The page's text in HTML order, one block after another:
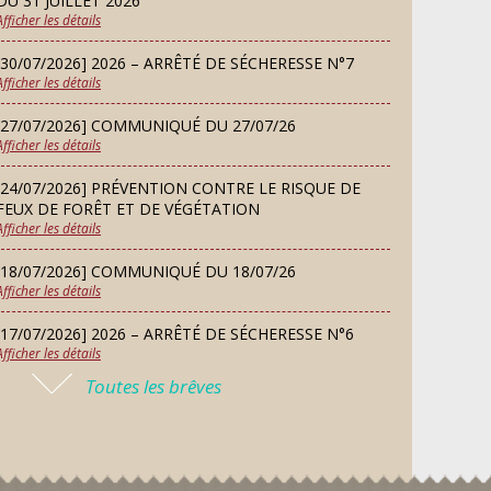
LUNDI
07
SEP
Danses solo et en couple – cours
d’essai gratuit
MARDI
08
SEP
Chorale À travers chants
SAMEDI
12
SEP
Défi de pêche aux leurres
(concept lure house)
13 Repas de fouées
Conseil municipal du 14
les détails
07/2026] 2026 – ARRÊTÉ DE SÉCHERESSE N°7
les détails
07/2026] COMMUNIQUÉ DU 27/07/26
les détails
07/2026] PRÉVENTION CONTRE LE RISQUE DE
DE FORÊT ET DE VÉGÉTATION
les détails
07/2026] COMMUNIQUÉ DU 18/07/26
les détails
07/2026] 2026 – ARRÊTÉ DE SÉCHERESSE N°6
les détails
[16/07/2026] COMMUNIQUÉ DU 16/07/26
Toutes les brêves